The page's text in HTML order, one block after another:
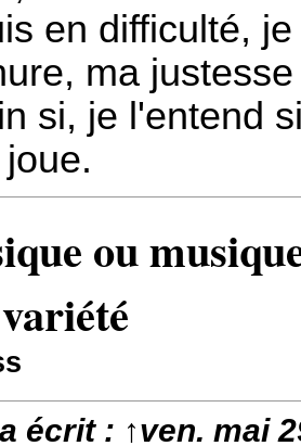
en difficulté,
ma
si, je l'entend
ou
a écrit : ↑ven. mai